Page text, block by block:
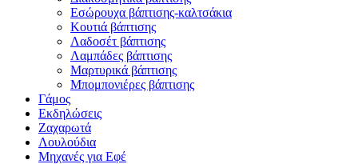
Εσώρουχα βάπτισης-καλτσάκια
Κουτιά βάπτισης
Λαδοσέτ βάπτισης
Λαμπάδες βάπτισης
Μαρτυρικά βάπτισης
Μπομπονιέρες βάπτισης
Γάμος
Εκδηλώσεις
Ζαχαρωτά
Λουλούδια
Μηχανές για Εφέ